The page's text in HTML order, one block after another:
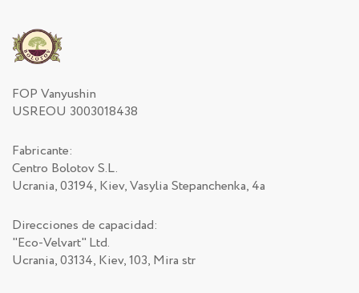
FOP Vanyushin
USREOU 3003018438
Fabricante:
Centro Bolotov S.L.
Ucrania, 03194, Kiev, Vasylia Stepanchenka, 4a
Direcciones de capacidad:
"Eco-Velvart" Ltd.
Ucrania, 03134, Kiev, 103, Mira str